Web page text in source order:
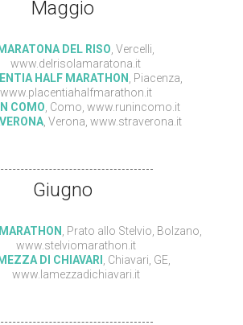
Maggio
MARATONA DEL RISO , Vercelli,
www.delrisolamaratona.it
HALF MARATHON
, Piacenza,
www.placentiahalfmarathon.it
COMO , Como, www.runincomo.it
, Verona, www.straverona.it
Giugno
, Prato allo Stelvio, Bolzano,
www.stelviomarathon.it
DI CHIAVARI
, Chiavari, GE,
www.lamezzadichiavari.it